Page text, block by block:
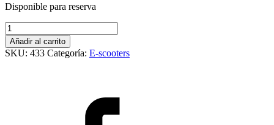
Disponible para reserva
SCORPIO
cantidad
Añadir al carrito
SKU: 433 Categoría: E-scooters